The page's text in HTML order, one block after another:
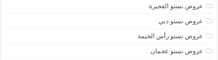
عروض نستو الفجيرة
عروض نستو دبي
عروض نستو رأس الخيمة
عروض نستو عجمان